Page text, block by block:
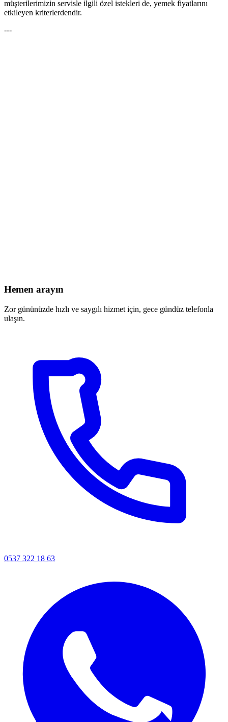
müşterilerimizin servisle ilgili özel istekleri de, yemek fiyatlarını
etkileyen kriterlerdendir.
---
Hemen arayın
Zor gününüzde hızlı ve saygılı hizmet için, gece gündüz telefonla
ulaşın.
0537 322 18 63